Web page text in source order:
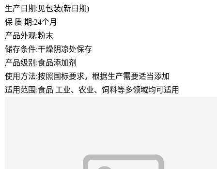
生产日期:见包装(新日期)
保 质 期:24个月
产品外观:粉末
储存条件:干燥阴凉处保存
产品级别:食品添加剂
使用方法:按照国标要求，根据生产需要适当添加
适用范围:食品 工业、农业、饲料等多领域均可适用